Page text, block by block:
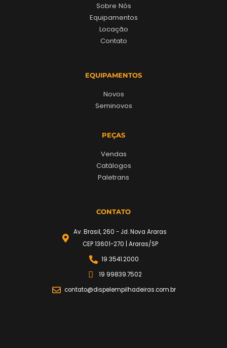
Sobre Nós
Equipamentos
Locação
Contato
EQUIPAMENTOS
Novos
Seminovos
PEÇAS
Vendas
Catálogos
Paletrans
CONTATO
Av. Brasil, 260 - Jd. Nova Araras
CEP 13601-270 | Araras/SP
19 3541.2000
19 99839.7502
contato@dispelempilhadeiras.com.br